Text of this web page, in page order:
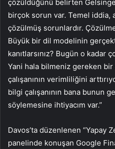
çözüldüğünü belirten
birçok sorun var. Temel iddia,
çözülmüş sorunlardır.
Büyük bir dil modelinin
kanıtlarsınız? Bugün o kadar
Yani hala bilmeniz gereken
çalışanının verimliliğini
bilgi çalışanının bana bunun
söylemesine ihtiyacım var.”
Davos’ta düzenlenen “Yapay
panelinde konuşan Google